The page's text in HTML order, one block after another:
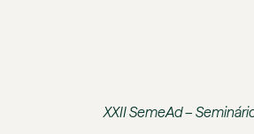
XXII SemeAd –